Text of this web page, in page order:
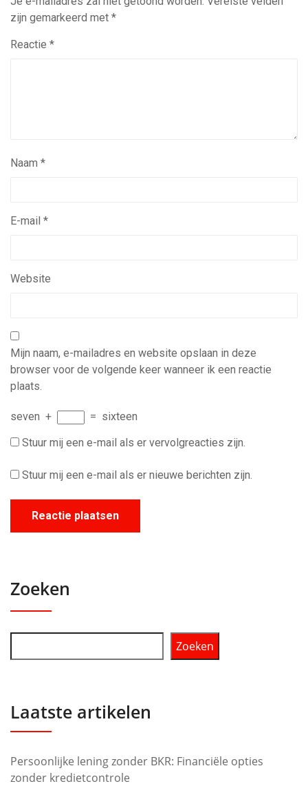
zijn gemarkeerd met *
Reactie *
Naam *
E-mail *
Website
Mijn naam, e-mailadres en website opslaan in deze
browser voor de volgende keer wanneer ik een reactie
plaats.
seven + = sixteen
Stuur mij een e-mail als er vervolgreacties zijn.
Stuur mij een e-mail als er nieuwe berichten zijn.
Zoeken
Zoeken
Laatste artikelen
Persoonlijke lening zonder BKR: Financiële opties
zonder kredietcontrole